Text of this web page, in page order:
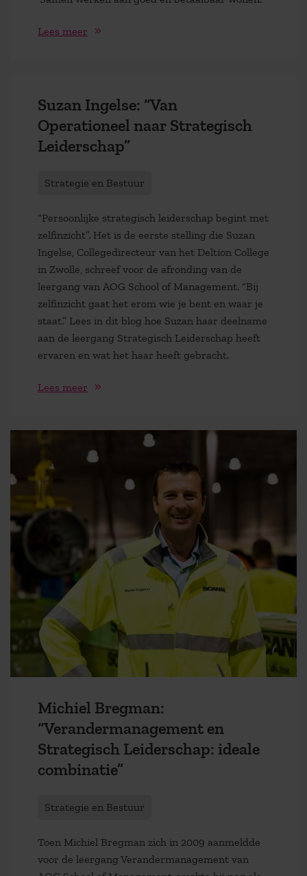
Lees meer
Suzan Ingelse: “Van
Operationeel naar Strategisch
Leiderschap”
Strategie en Bestuur
“Persoonlijke strategisch leiderschap begint met
zelfinzicht”. Het is de eerste stelling die Suzan
Ingelse, Collegedirecteur van het Deltion College
in Zwolle, schreef voor de afronding van de
leergang van AOG School of Management. “Bij
zelfinzicht gaat het erom wie je bent en waar je
staat.” Lees in dit blog hoe Suzan haar deelname
aan de leergang Strategisch Leiderschap heeft
ervaren en wat het haar heeft gebracht.
Lees meer
Michiel Bregman:
“Verandermanagement en
Strategisch Leiderschap: ideale
combinatie”
Strategie en Bestuur
Toen Michiel Bregman zich in 2009 aanmeldde
voor de leergang Verandermanagement van